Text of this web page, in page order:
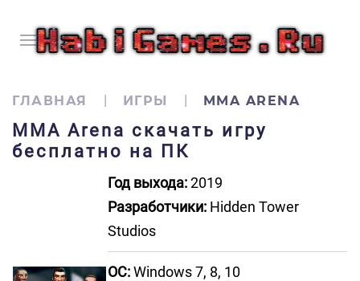
ГЛАВНАЯ ИГРЫ MMA ARENA
MMA Arena скачать игру
бесплатно на ПК
Год выхода:2019
Разработчики: Hidden Tower
Studios
ОС:Windows 7, 8, 10